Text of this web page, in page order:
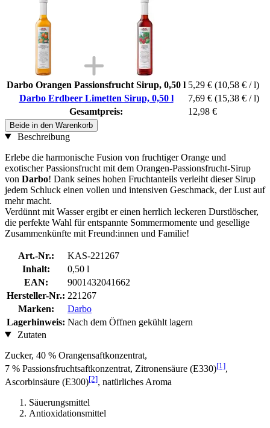
Darbo Orangen Passionsfrucht Sirup, 0,50 l 5,29 € (10,58 € / l)
Darbo Erdbeer Limetten Sirup, 0,50 l
7,69 € (15,38 € / l)
Gesamtpreis:
12,98 €
Beide in den Warenkorb
Beschreibung
Erlebe die harmonische Fusion von fruchtiger Orange und
exotischer Passionsfrucht mit dem Orangen-Passionsfrucht-Sirup
von Darbo! Dank seines hohen Fruchtanteils verleiht dieser Sirup
jedem Schluck einen vollen und intensiven Geschmack, der Lust auf
mehr macht.
Verdünnt mit Wasser ergibt er einen herrlich leckeren Durstlöscher,
die perfekte Wahl für entspannte Sommermomente und gesellige
Zusammenkünfte mit Freund:innen und Familie!
Art.-Nr.:
KAS-221267
Inhalt:
0,50 l
EAN:
9001432041662
Hersteller-Nr.: 221267
Marken:
Darbo
Lagerhinweis: Nach dem Öffnen gekühlt lagern
Zutaten
Zucker, 40 % Orangensaftkonzentrat,
7 % Passionsfruchtsaftkonzentrat, Zitronensäure (E330)[1],
Ascorbinsäure (E300)[2], natürliches Aroma
Säuerungsmittel
Antioxidationsmittel